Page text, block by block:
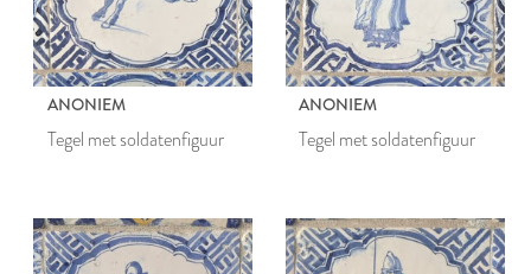
ANONIEM
Tegel met soldatenfiguur
ANONIEM
Tegel met soldatenfiguur